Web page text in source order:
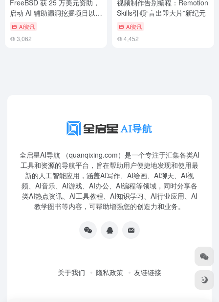
FreeBSD 获 25 万美元资助，
启动 AI 辅助漏洞挖掘项目以增
强开源系统安全
AI资讯
3,062
视频制作告别编程：Remotion
Skills引领“言出即大片”新纪元
AI资讯
4,452
全启星AI导航 （quanqixing.com）是一个专注于汇集各类AI
工具和资源的导航平台，旨在帮助用户便捷地发现和使用最
新的人工智能应用，涵盖AI写作、AI绘画、AI聊天、AI视
频、AI音乐、AI游戏、AI办公、AI编程等领域，同时分享各
类AI热点资讯、AI工具教程、AI知识学习、AI行业应用、AI
教学图书等内容，可帮助增强您的创造力和业务。
关于我们 隐私政策 友链链接